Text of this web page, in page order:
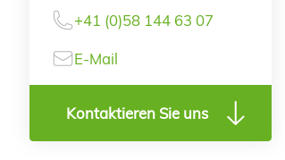
+41 (0)58 144 63 07
E-Mail
Kontaktieren Sie uns